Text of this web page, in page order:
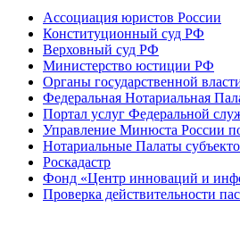
Ассоциация юристов России
Конституционный суд РФ
Верховный суд РФ
Министерство юстиции РФ
Органы государственной
Федеральная Нотариальная
Портал услуг Федеральной
Управление Минюста России
Нотариальные Палаты
Роскадастр
Фонд «Центр инноваций и
Проверка действительности